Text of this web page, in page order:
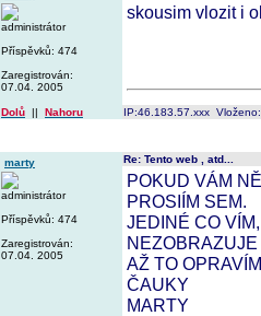
administrátor
Příspěvků: 474
Zaregistrován:
07.04. 2005
skousim vlozit i
Dolů || Nahoru IP:46.183.57.xxx
marty
administrátor
Příspěvků: 474
Zaregistrován:
07.04. 2005
Re: Tento web , atd...
POKUD VÁM
PROSIÍM SEM.
JEDINÉ CO
AŽ TO
ČAUKY
MARTY